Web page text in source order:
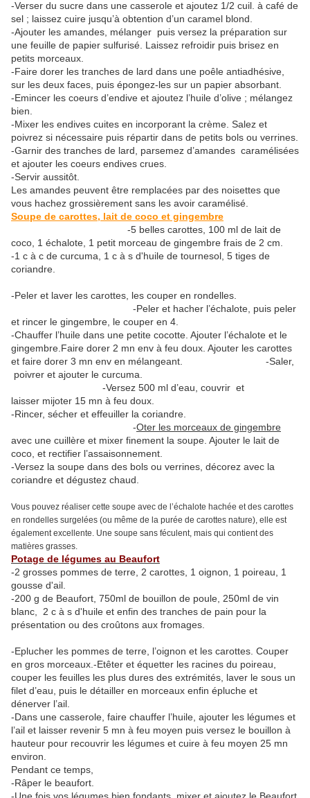
-Verser du sucre dans une casserole et ajoutez 1/2 cuil. à café de
sel ; laissez cuire jusqu’à obtention d’un caramel blond.
-Ajouter les amandes, mélanger puis versez la préparation sur
une feuille de papier sulfurisé. Laissez refroidir puis brisez en
petits morceaux.
-Faire dorer les tranches de lard dans une poêle antiadhésive,
sur les deux faces, puis épongez-les sur un papier absorbant.
-Emincer les coeurs d’endive et ajoutez l’huile d’olive ; mélangez
bien.
-Mixer les endives cuites en incorporant la crème. Salez et
poivrez si nécessaire puis répartir dans de petits bols ou verrines.
-Garnir des tranches de lard, parsemez d’amandes caramélisées
et ajouter les coeurs endives crues.
-Servir aussitôt.
Les amandes peuvent être remplacées par des noisettes que
vous hachez grossièrement sans les avoir caramélisé.
Soupe de carottes, lait de coco et gingembre
-5 belles carottes, 100 ml de lait de
coco, 1 échalote, 1 petit morceau de gingembre frais de 2 cm.
-1 c à c de curcuma, 1 c à s d'huile de tournesol, 5 tiges de
coriandre.
-Peler et laver les carottes, les couper en rondelles.
-Peler et hacher l’échalote, puis peler
et rincer le gingembre, le couper en 4.
-Chauffer l’huile dans une petite cocotte. Ajouter l’échalote et le
gingembre.Faire dorer 2 mn env à feu doux. Ajouter les carottes
et faire dorer 3 mn env en mélangeant. -Saler,
poivrer et ajouter le curcuma.
-Versez 500 ml d’eau, couvrir et
laisser mijoter 15 mn à feu doux.
-Rincer, sécher et effeuiller la coriandre.
-Oter les morceaux de gingembre
avec une cuillère et mixer finement la soupe. Ajouter le lait de
coco, et rectifier l’assaisonnement.
-Versez la soupe dans des bols ou verrines, décorez avec la
coriandre et dégustez chaud.
Vous pouvez réaliser cette soupe avec de l’échalote hachée et des carottes
en rondelles surgelées (ou même de la purée de carottes nature), elle est
également excellente. Une soupe sans féculent, mais qui contient des
matières grasses.
Potage de légumes au Beaufort
-2 grosses pommes de terre, 2 carottes, 1 oignon, 1 poireau, 1
gousse d'ail.
-200 g de Beaufort, 750ml de bouillon de poule, 250ml de vin
blanc, 2 c à s d'huile et enfin des tranches de pain pour la
présentation ou des croûtons aux fromages.
-Eplucher les pommes de terre, l’oignon et les carottes. Couper
en gros morceaux.-Etêter et équetter les racines du poireau,
couper les feuilles les plus dures des extrémités, laver le sous un
filet d’eau, puis le détailler en morceaux enfin épluche et
dénerver l’ail.
-Dans une casserole, faire chauffer l’huile, ajouter les légumes et
l’ail et laisser revenir 5 mn à feu moyen puis versez le bouillon à
hauteur pour recouvrir les légumes et cuire à feu moyen 25 mn
environ.
Pendant ce temps,
-Râper le beaufort.